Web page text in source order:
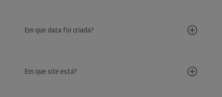
Em que data foi criada?
Em que site está?